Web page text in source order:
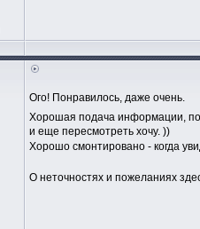
Ого! Понравилось, даже очень.
Хорошая подача информации,
и еще пересмотреть хочу. ))
Хорошо смонтировано - когда
О неточностях и пожеланиях